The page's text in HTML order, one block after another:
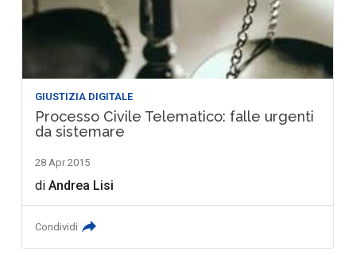
GIUSTIZIA DIGITALE
Processo Civile Telematico: falle urgenti
da sistemare
28 Apr 2015
diAndrea Lisi
Condividi